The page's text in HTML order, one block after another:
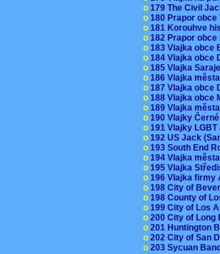
o 179 The Civil
o 180 Prapor obce
o 181 Korouhve
o 182 Prapor
o 183 Vlajka obce
o 184 Vlajka obce
o 185 Vlajka
o 186 Vlajka
o 187 Vlajka obce
o 188 Vlajka obce
o 189 Vlajka
o 190 Vlajky
o 191 Vlajky
o 192 US Jack
o 193 South End
o 194 Vlajka
o 195 Vlajka
o 196 Vlajka firmy
o 198 City of
o 198 County of
o 199 City of Los
o 200 City of Long
o 201 Huntington
o 202 City of San
o 203 Sycuan